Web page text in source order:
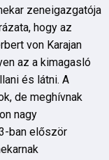
zeneigazgatója
hogy az
von Karajan
az a kimagasló
és látni. A
de meghívnak
nagy
ban először